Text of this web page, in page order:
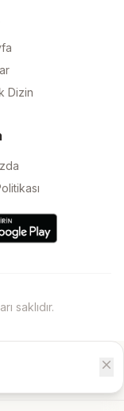
Dizin
saklıdır.
close